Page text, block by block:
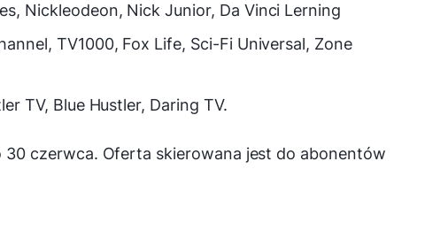
Nickleodeon, Nick Junior, Da Vinci Lerning
TV1000, Fox Life, Sci-Fi Universal, Zone
TV, Blue Hustler, Daring TV.
czerwca. Oferta skierowana jest do abonentów